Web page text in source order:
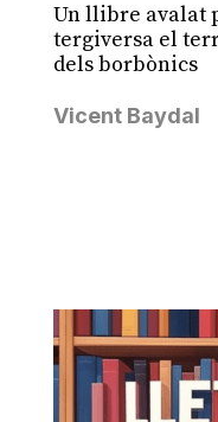
Un llibre avalat
tergiversa el
dels borbònics
Vicent Baydal